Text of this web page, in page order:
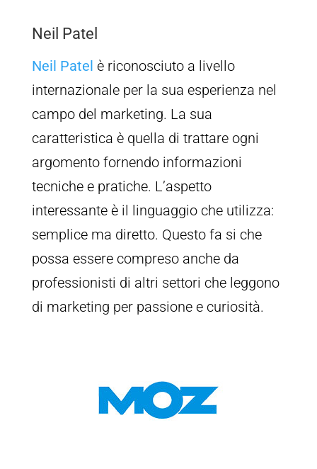
Neil Patel
Neil Patel è riconosciuto a livello
internazionale per la sua esperienza nel
campo del marketing. La sua
caratteristica è quella di trattare ogni
argomento fornendo informazioni
tecniche e pratiche. L’aspetto
interessante è il linguaggio che utilizza:
semplice ma diretto. Questo fa si che
possa essere compreso anche da
professionisti di altri settori che leggono
di marketing per passione e curiosità.